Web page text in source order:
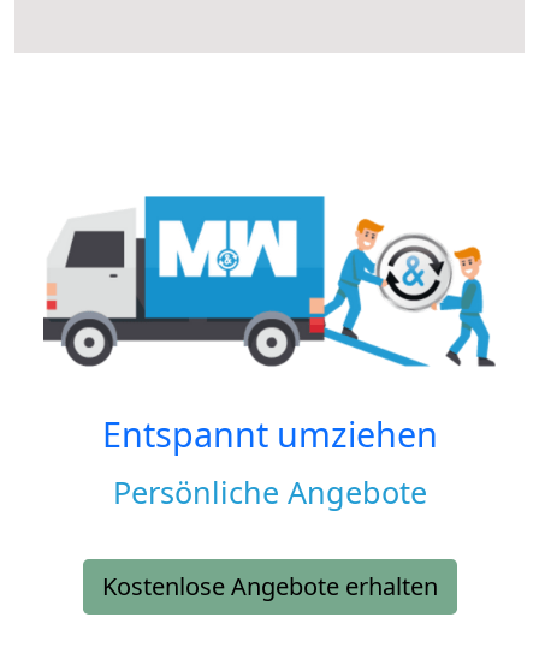
Entspannt umziehen
Persönliche Angebote
Kostenlose Angebote erhalten